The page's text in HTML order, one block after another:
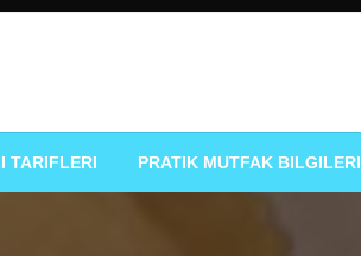
TARIFLERI PRATIK MUTFAK BILGILERI